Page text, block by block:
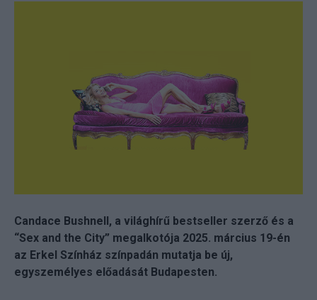
Candace Bushnell, a világhírű bestseller szerző és a
“Sex and the City” megalkotója 2025. március 19-én
az Erkel Színház színpadán mutatja be új,
egyszemélyes előadását Budapesten.